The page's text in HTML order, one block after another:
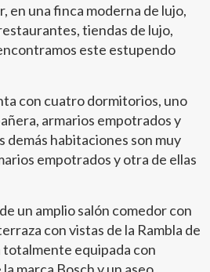
en una finca moderna de lujo,
tiendas de lujo,
este estupendo
con cuatro dormitorios, uno
armarios empotrados y
demás habitaciones son muy
empotrados y otra de ellas
un amplio salón comedor con
con vistas de la Rambla de
totalmente equipada con